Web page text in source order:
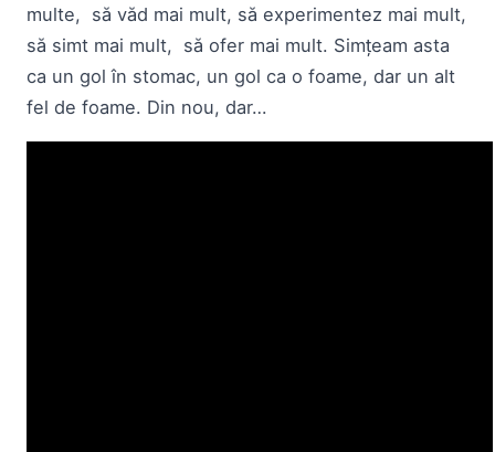
multe, să văd mai mult, să experimentez mai mult,
să simt mai mult, să ofer mai mult. Simțeam asta
ca un gol în stomac, un gol ca o foame, dar un alt
fel de foame. Din nou, dar…